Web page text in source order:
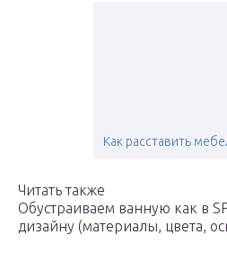
Как расставить
Читать также
Обустраиваем ванную как в
дизайну (материалы, цвета,